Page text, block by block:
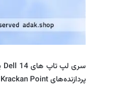
پردازنده‌های AMD Krackan Point معرفی کرده است. این پردازنده‌ها در مقایسه با مدل‌های Intel Lunar Lake، گزینه‌ای مقرون‌به‌صرفه‌تر به شمار می‌روند.